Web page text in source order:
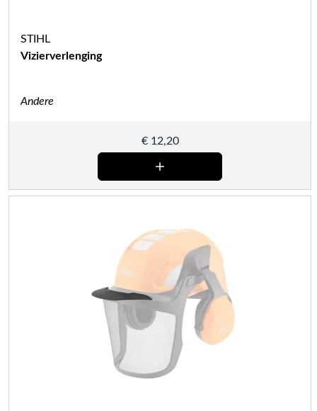
STIHL
Vizierverlenging
Andere
€12,20